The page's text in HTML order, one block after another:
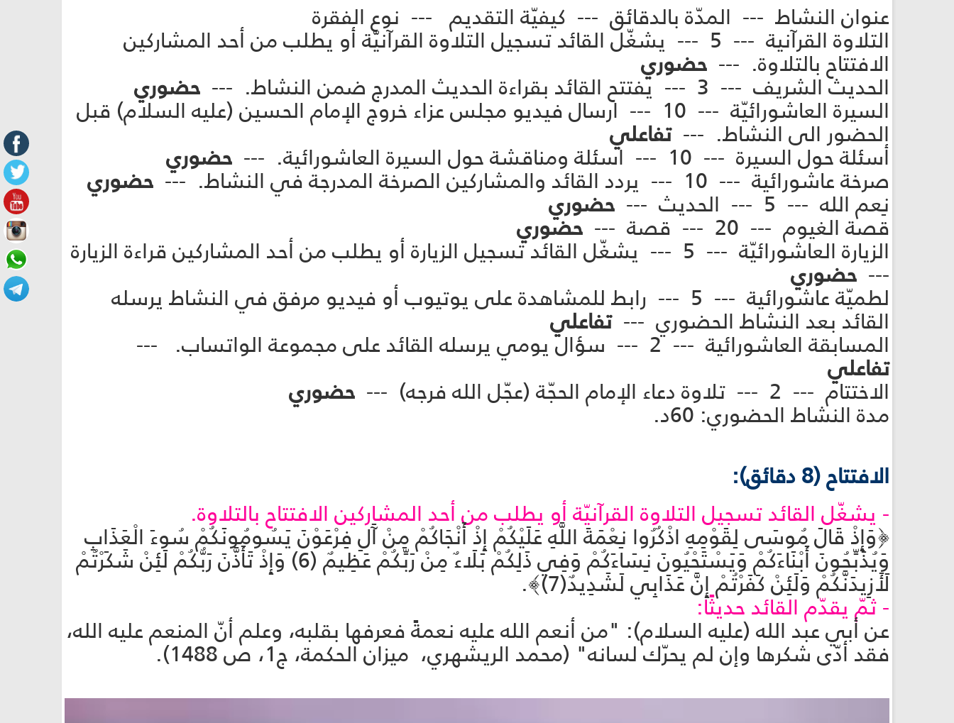
عنوان النشاط --- المدّة بالدقائق --- كيفيّة التقديم --- نوع الفقرة
التلاوة القرآنية --- 5 --- يشغّل القائد تسجيل التلاوة القرآنيّة أو يطلب من أحد المشاركين
الافتتاح بالتلاوة. --- حضوري
الحديث الشريف --- 3 --- يفتتح القائد بقراءة الحديث المدرج ضمن النشاط. --- حضوري
السيرة العاشورائيّة --- 10 --- ارسال فيديو مجلس عزاء خروج الإمام الحسين (عليه السلام) قبل
الحضور الى النشاط. ---تفاعلي
أسئلة حول السيرة --- 10 --- اسئلة ومناقشة حول السيرة العاشورائية. --- حضوري
صرخة عاشورائية --- 10 --- يردد القائد والمشاركين الصرخة المدرجة في النشاط. --- حضوري
نِعم الله --- 5 --- الحديث --- حضوري
قصة الغيوم --- 20 --- قصة --- حضوري
الزيارة العاشورائيّة --- 5 --- يشغّل القائد تسجيل الزيارة أو يطلب من أحد المشاركين قراءة الزيارة
--- حضوري
لطميّة عاشورائية --- 5 --- رابط للمشاهدة على يوتيوب أو فيديو مرفق في النشاط يرسله
القائد بعد النشاط الحضوري ---تفاعلي
المسابقة العاشورائية --- 2 --- سؤال يومي يرسله القائد على مجموعة الواتساب. ---
تفاعلي
الاختتام --- 2 --- تلاوة دعاء الإمام الحجّة (عجّل الله فرجه) --- حضوري
مدة النشاط الحضوري: 60د.
الافتتاح (8 دقائق):
- يشغّل القائد تسجيل التلاوة القرآنيّة أو يطلب من أحد المشاركين الافتتاح بالتلاوة.
﴿وَإِذْ قَالَ مُوسَى لِقَوْمِهِ اذْكُرُوا نِعْمَةَ اللَّهِ عَلَيْكُمْ إِذْ أَنْجَاكُمْ مِنْ آَلِ فِرْعَوْنَ يَسُومُونَكُمْ سُوءَ الْعَذَابِ
وَيُذَبِّحُونَ أَبْنَاءَكُمْ وَيَسْتَحْيُونَ نِسَاءَكُمْ وَفِي ذَلِكُمْ بَلَاءٌ مِنْ رَبِّكُمْ عَظِيمٌ (6) وَإِذْ تَأَذَّنَ رَبُّكُمْ لَئِنْ شَكَرْتُمْ
لَأَزِيدَنَّكُمْ وَلَئِنْ كَفَرْتُمْ إِنَّ عَذَابِي لَشَدِيدٌ(7)﴾.
- ثمّ يقدّم القائد حديثًا:
عن أبي عبد الله (عليه السلام): "من أنعم الله عليه نعمةً فعرفها بقلبه، وعلم أنّ المنعم عليه الله،
فقد أدّى شكرها وإن لم يحرّك لسانه" (محمد الريشهري، ميزان الحكمة، ج1، ص 1488).